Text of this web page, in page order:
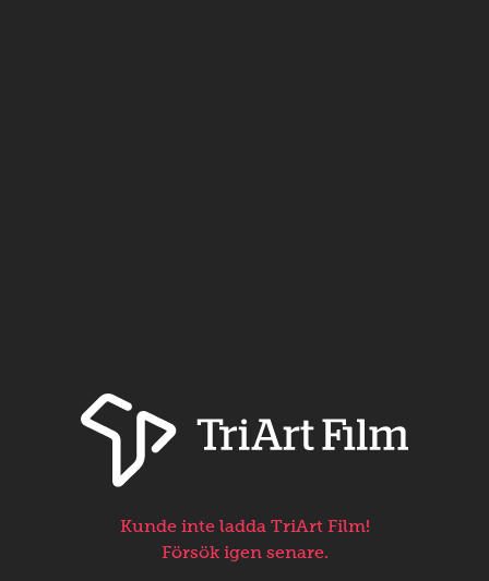
Kunde inte ladda TriArt Film!
Försök igen senare.